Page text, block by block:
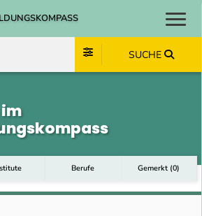
SUCHE
Berufe Gemerkt (0)